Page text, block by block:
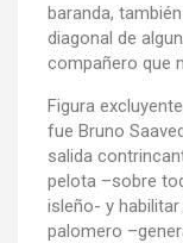
baranda, también
diagonal de
compañero que
Figura
fue Bruno
salida
pelota –sobre
isleño- y
palomero